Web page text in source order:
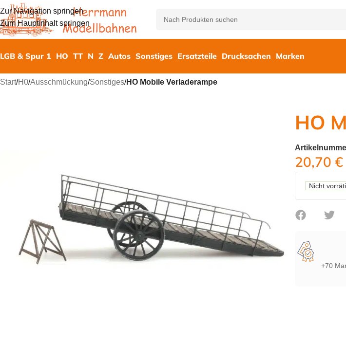
Zur Navigation springen
Zum Hauptinhalt springen
LGB & Spur 1 HO TT N Z Autos Sonstiges Ersatzteile Drucksachen Marken
Start/H0/Ausschmückung/Sonstiges/HO Mobile Verladerampe
HO
20,70 €
Nicht
+70